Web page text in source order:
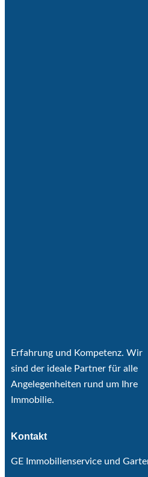
Erfahrung und Kompetenz. Wir
sind der ideale Partner für alle
Angelegenheiten rund um Ihre
Immobilie.
Kontakt
GE Immobilienservice und